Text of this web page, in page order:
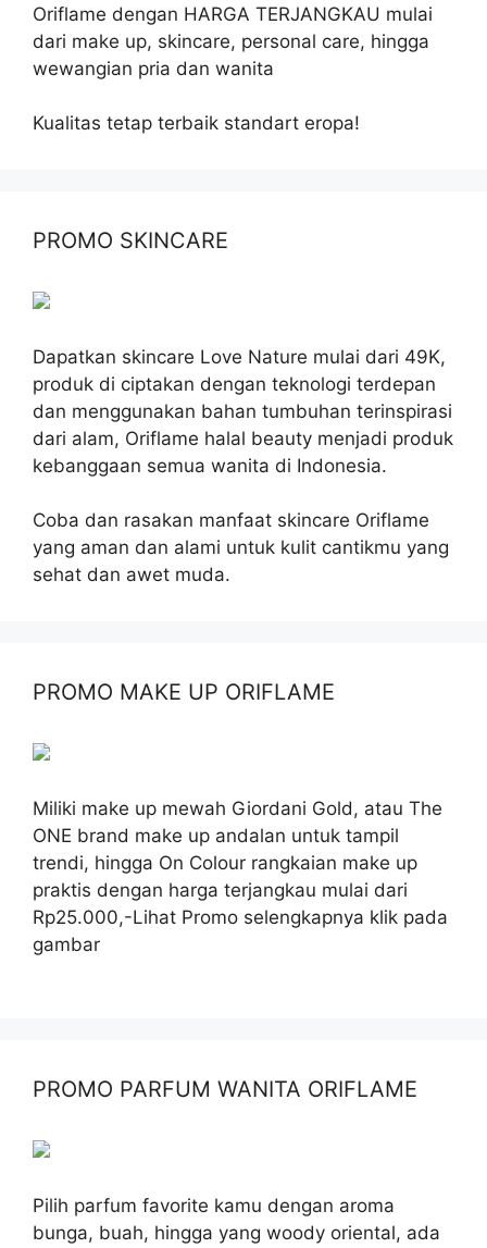
Oriflame dengan HARGA TERJANGKAU mulai
dari make up, skincare, personal care, hingga
wewangian pria dan wanita
Kualitas tetap terbaik standart eropa!
PROMO SKINCARE
Dapatkan skincare Love Nature mulai dari 49K,
produk di ciptakan dengan teknologi terdepan
dan menggunakan bahan tumbuhan terinspirasi
dari alam, Oriflame halal beauty menjadi produk
kebanggaan semua wanita di Indonesia.
Coba dan rasakan manfaat skincare Oriflame
yang aman dan alami untuk kulit cantikmu yang
sehat dan awet muda.
PROMO MAKE UP ORIFLAME
Miliki make up mewah Giordani Gold, atau The
ONE brand make up andalan untuk tampil
trendi, hingga On Colour rangkaian make up
praktis dengan harga terjangkau mulai dari
Rp25.000,-Lihat Promo selengkapnya klik pada
gambar
PROMO PARFUM WANITA ORIFLAME
Pilih parfum favorite kamu dengan aroma
bunga, buah, hingga yang woody oriental, ada